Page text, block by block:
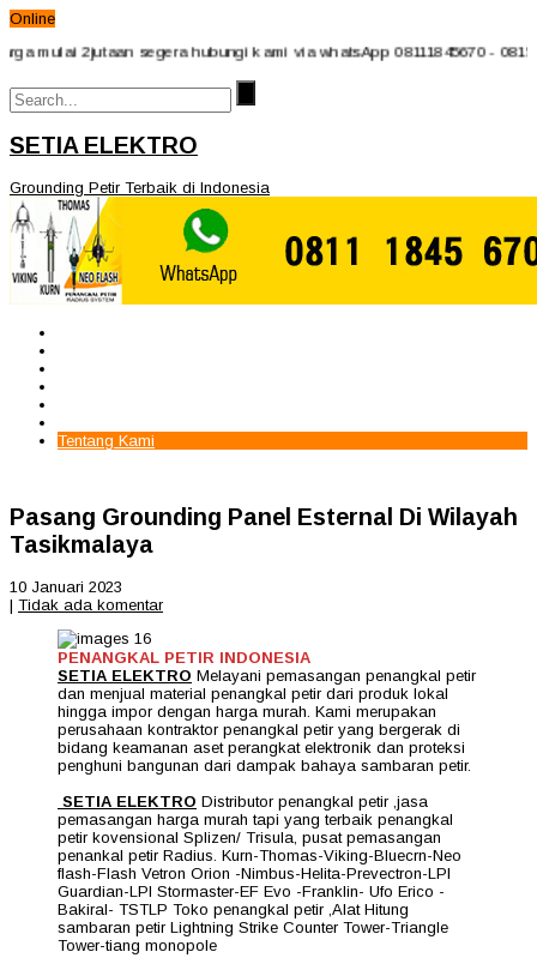
Online
2jutaan segera hubungi kami via whatsApp 08111845670 -
SETIA ELEKTRO
Grounding Petir Terbaik di Indonesia
Tentang Kami
Pasang Grounding Panel Esternal Di Wilayah
Tasikmalaya
10 Januari 2023
| Tidak ada komentar
PENANGKAL PETIR INDONESIA
SETIA ELEKTRO Melayani pemasangan penangkal petir
dan menjual material penangkal petir dari produk lokal
hingga impor dengan harga murah. Kami merupakan
perusahaan kontraktor penangkal petir yang bergerak di
bidang keamanan aset perangkat elektronik dan proteksi
penghuni bangunan dari dampak bahaya sambaran petir.
SETIA ELEKTRO Distributor penangkal petir ,jasa
pemasangan harga murah tapi yang terbaik penangkal
petir kovensional Splizen/ Trisula, pusat pemasangan
penankal petir Radius. Kurn-Thomas-Viking-Bluecrn-Neo
flash-Flash Vetron Orion -Nimbus-Helita-Prevectron-LPI
Guardian-LPI Stormaster-EF Evo -Franklin- Ufo Erico -
Bakiral- TSTLP Toko penangkal petir ,Alat Hitung
sambaran petir Lightning Strike Counter Tower-Triangle
Tower-tiang monopole